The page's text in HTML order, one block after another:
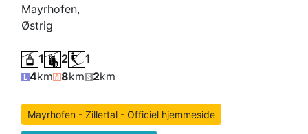
Mayrhofen,
Østrig
1 2
1
4km 8km 2km
Mayrhofen - Zillertal - Officiel hjemmeside